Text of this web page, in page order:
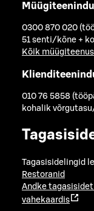
0300 870 020
51 senti/kõne +
Kõik
010 76 5858
kohalik
Tagasisidelingid
Restoranid
Andke
vahekaardis